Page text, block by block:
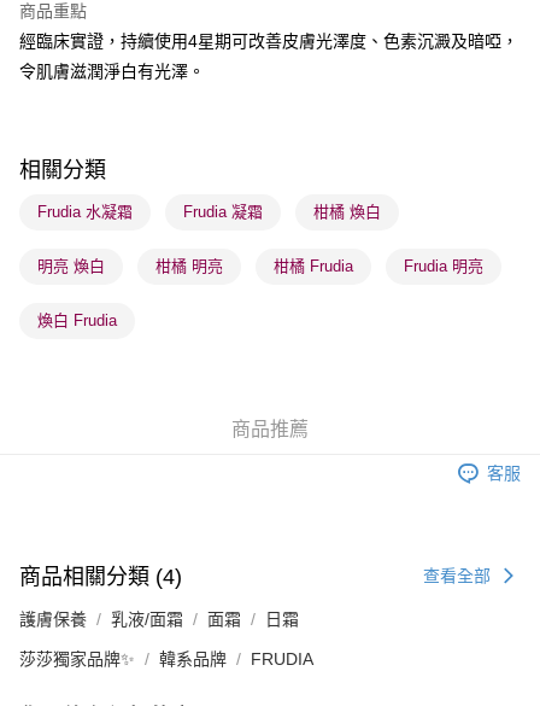
BoC Pay
送貨方式
每筆HK$65.00，滿HK$300.00或以上免運費
確認發貨後1-3 工作天送達，訂單將隨機分配至SF順豐速運或京東
每筆HK$65.00，滿HK$300.00或以上免運費
每筆HK$20.00，滿HK$100.00或以上免運費
(澳門門市) 只顯示可選門市。確認發貨後2-5個工作天到店，3天內
澳門地區配送 - 確認發貨後1-4個工作天送達 運費表
商品重點
經臨床實證，持續使用4星期可改善皮膚光澤度、色素沉澱及暗啞，
令肌膚滋潤淨白有光澤。
相關分類
Frudia 水凝霜 Frudia 凝霜 柑橘 煥白
明亮 煥白 柑橘 明亮 柑橘 Frudia Frudia 明亮
煥白 Frudia
商品推薦
客服
商品相關分類 (4) 查看全部
護膚保養 乳液/面霜 面霜 日霜
莎莎獨家品牌✨ 韓系品牌 FRUDIA